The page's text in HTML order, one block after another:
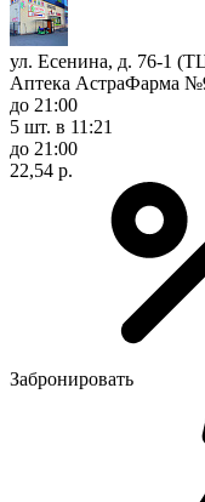
ул. Есенина, д. 76-1
Аптека АстраФарма
до 21:00
5 шт. в 11:21
до 21:00
22,54 р.
Забронировать